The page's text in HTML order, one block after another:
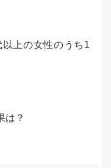
上の女性のうち1
は？